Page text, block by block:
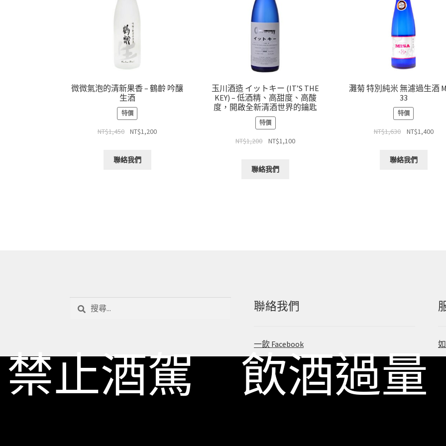
微微氣泡的清新果香 – 鶴齡 吟釀
生酒
特價
NT$1,450 NT$1,200
聯絡我們
玉川酒造 イットキー (IT’S THE
KEY) – 低酒精、高甜度、高酸
度，開啟全新清酒世界的鑰匙
特價
NT$1,200 NT$1,100
聯絡我們
灘菊 特別純米 無濾過生酒
33
特價
NT$1,630 NT$1,400
聯絡我們
聯絡我們
一飲 Facebook
一飲 LINE@
禁止酒駕 飲酒過量